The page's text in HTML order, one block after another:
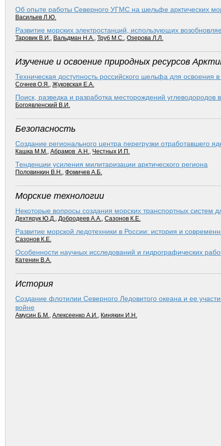
Об опыте работы Северного УГМС на шельфе арктических
Васильев Л.Ю.
Развитие морских электростанций, использующих
Таровик В.И., Вальдман Н.А., Труб М.С., Озерова Л.Л.
Изучение и освоение природных ресурсов
Техническая доступность российского шельфа для освоения
Сочнев О.Я., Жуковская Е.А.
Поиск, разведка и разработка месторождений углеводородов
Богоявленский В.И.
Безопасность
Создание регионального центра перегрузки отработавшего
Кашка М.М., Абрамов А.Н., Честных И.П.
Тенденции усиления милитаризации арктического региона
Половинкин В.Н., Фомичев А.Б.
Морские технологии
Некоторые вопросы создания морских транспортных систем
Дехтярук Ю.Д., Добродеев А.А., Сазонов К.Е.
Развитие морской ледотехники в России: история и
Сазонов К.Е.
Особенности научных исследований и гидрографических
Катенин В.А.
История
Создание флотилии Северного Ледовитого океана и ее
войне
Амусин Б.М., Алексеенко А.И., Кинякин И.Н.